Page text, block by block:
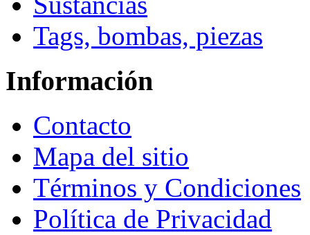
Tags, bombas, piezas
Información
Contacto
Mapa del sitio
Términos y Condiciones
Política de Privacidad